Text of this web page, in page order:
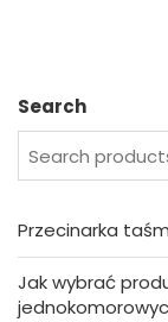
Search
Przecinarka
Jak wybrać